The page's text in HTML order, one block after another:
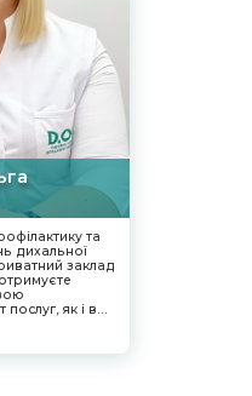
та
дихальної
заклад
як і в